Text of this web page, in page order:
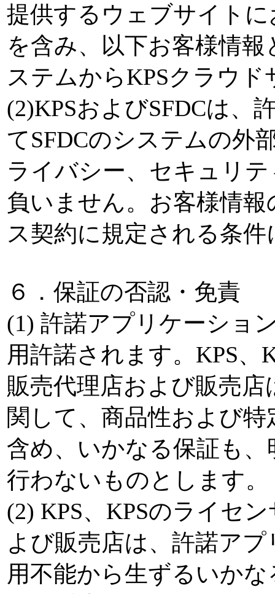
提供するウェブサイト
を含み、以下お客様情
ステムからKPSクラウ
(2)KPSおよびSFDCは、
てSFDCのシステムの外
ライバシー、セキュリ
負いません。お客様情
ス契約に規定される条
６．保証の否認・免責
(1) 許諾アプリケーショ
用許諾されます。KPS
販売代理店および販売
関して、商品性および
含め、いかなる保証も
行わないものとします。
(2) KPS、KPSのライセ
よび販売店は、許諾ア
用不能から生ずるいか